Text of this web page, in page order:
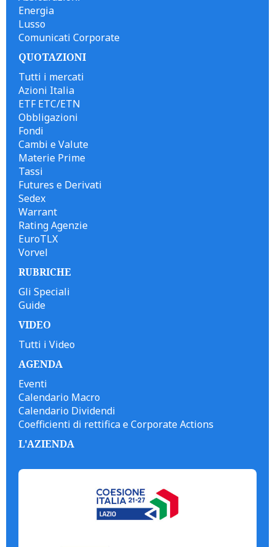
Energia
Lusso
Comunicati Corporate
QUOTAZIONI
Tutti i mercati
Azioni Italia
ETF ETC/ETN
Obbligazioni
Fondi
Cambi e Valute
Materie Prime
Tassi
Futures e Derivati
Sedex
Warrant
Rating Agenzie
EuroTLX
Vorvel
RUBRICHE
Gli Speciali
Guide
VIDEO
Tutti i Video
AGENDA
Eventi
Calendario Macro
Calendario Dividendi
Coefficienti di rettifica e Corporate Actions
L'AZIENDA